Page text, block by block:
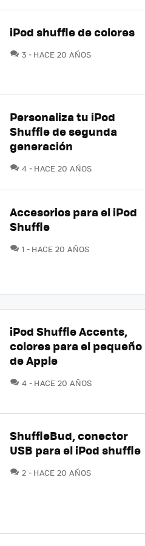
iPod shuffle de colores
3 COMENTARIOS
HACE 20 AÑOS
Personaliza tu iPod
Shuffle de segunda
generación
4 COMENTARIOS
HACE 20 AÑOS
Accesorios para el iPod
Shuffle
1 COMENTARIOS
HACE 20 AÑOS
iPod Shuffle Accents,
colores para el pequeño
de Apple
4 COMENTARIOS
HACE 20 AÑOS
ShuffleBud, conector
USB para el iPod shuffle
2 COMENTARIOS
HACE 20 AÑOS